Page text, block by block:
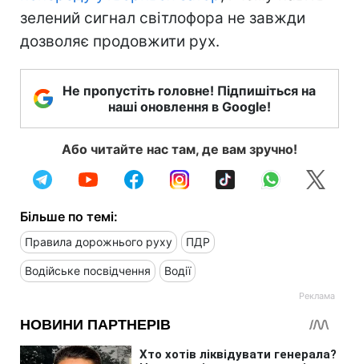
зелений сигнал світлофора не завжди
дозволяє продовжити рух.
Не пропустіть головне! Підпишіться на
наші оновлення в Google!
Або читайте нас там, де вам зручно!
Більше по темі:
Правила дорожнього руху ПДР
Водійське посвідчення Водії